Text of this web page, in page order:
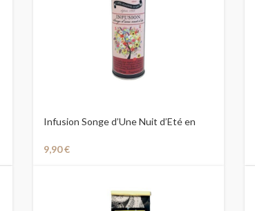
Infusion Songe d’Une Nuit d’Eté en
9,90€